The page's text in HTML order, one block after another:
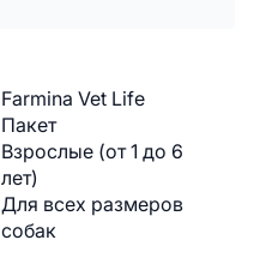
Farmina Vet Life
Пакет
Взрослые (от 1 до 6
лет)
Для всех размеров
собак